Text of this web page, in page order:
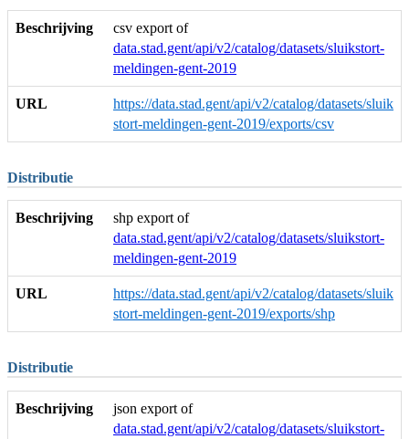
Beschrijving
csv export of
data.stad.gent/api/v2/catalog/datasets/sluikstort-
meldingen-gent-2019
URL
https://data.stad.gent/api/v2/catalog/datasets/sluik
stort-meldingen-gent-2019/exports/csv
Distributie
Beschrijving
shp export of
data.stad.gent/api/v2/catalog/datasets/sluikstort-
meldingen-gent-2019
URL
https://data.stad.gent/api/v2/catalog/datasets/sluik
stort-meldingen-gent-2019/exports/shp
Distributie
Beschrijving
json export of
data.stad.gent/api/v2/catalog/datasets/sluikstort-